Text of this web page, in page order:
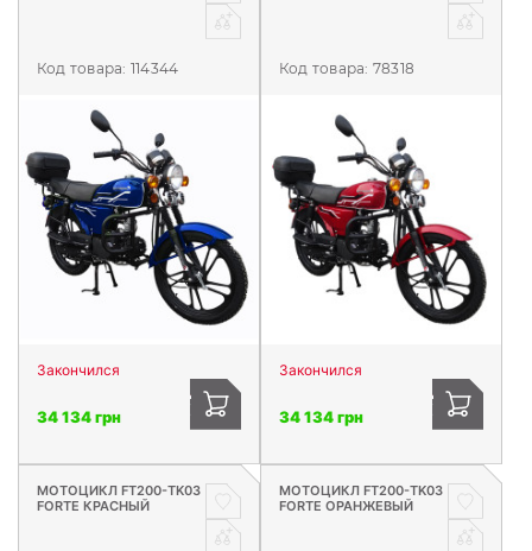
Код товара: 114344
Закончился
34 134 грн
Код товара: 78318
Закончился
34 134 грн
МОТОЦИКЛ FT200-TK03
FORTE КРАСНЫЙ
МОТОЦИКЛ FT200-TK03
FORTE ОРАНЖЕВЫЙ